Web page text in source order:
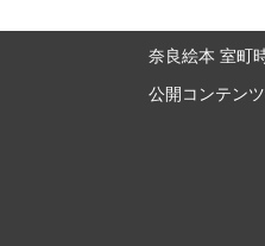
奈良絵本 室町
公開コンテン